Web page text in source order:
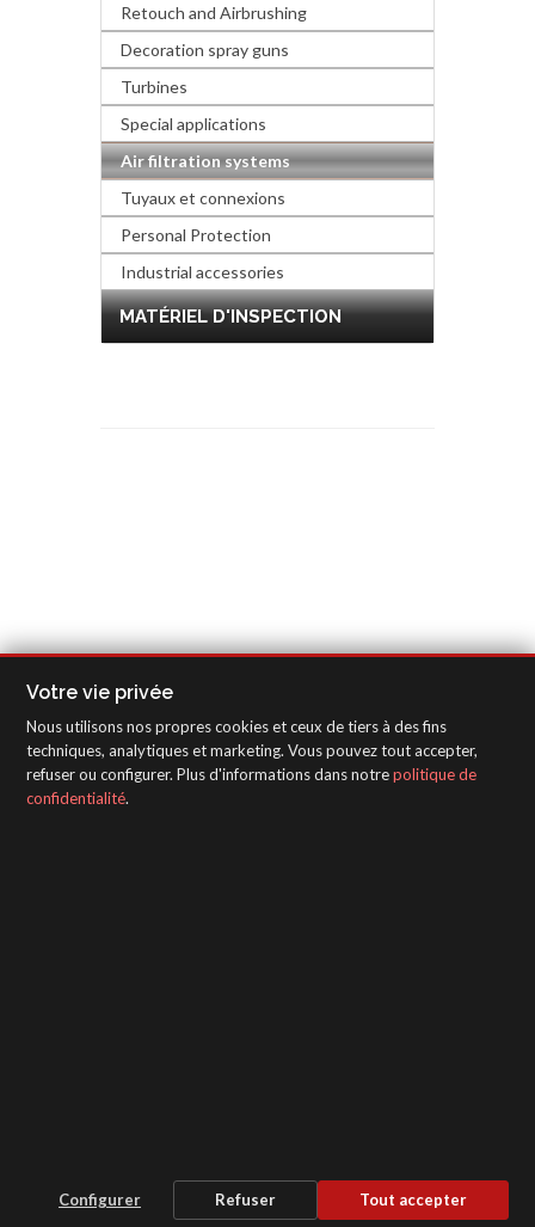
Retouch and Airbrushing
Decoration spray guns
Turbines
Special applications
Air filtration systems
Tuyaux et connexions
Personal Protection
Industrial accessories
MATÉRIEL D'INSPECTION
Paramètres des cookies
Votre vie privée
Nous utilisons nos propres cookies et ceux de tiers à des fins
techniques, analytiques et marketing. Vous pouvez tout accepter,
refuser ou configurer. Plus d'informations dans notrepolitique de
confidentialité.
Configurer Refuser Tout accepter